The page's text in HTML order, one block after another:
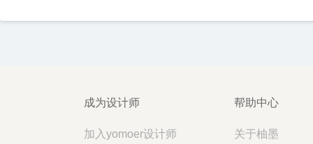
成为设计师
加入yomoer设计师
帮助中心
关于柚墨